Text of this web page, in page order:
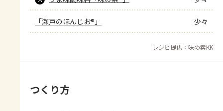
「瀬戸のほんじお®」 少々
レシピ提供：味の素KK
つくり方